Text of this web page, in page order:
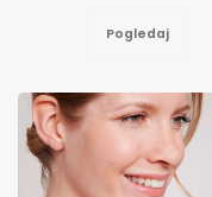
Pogledaj